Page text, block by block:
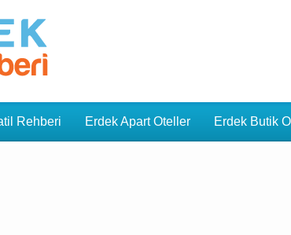
Rehberi
Erdek Apart Oteller Erdek Butik